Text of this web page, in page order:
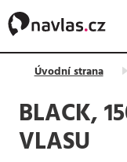
Úvodní strana
BLACK,
VLASU